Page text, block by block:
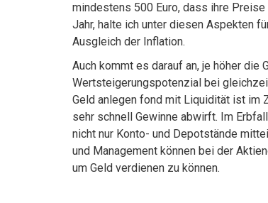
mindestens 500 Euro, dass ihre
Jahr, halte ich unter diesen Aspekten
Ausgleich der Inflation.
Auch kommt es darauf an, je höher
Wertsteigerungspotenzial bei
Geld anlegen fond mit Liquidität ist im
sehr schnell Gewinne abwirft. Im
nicht nur Konto- und Depotstände
und Management können bei der
um Geld verdienen zu können.